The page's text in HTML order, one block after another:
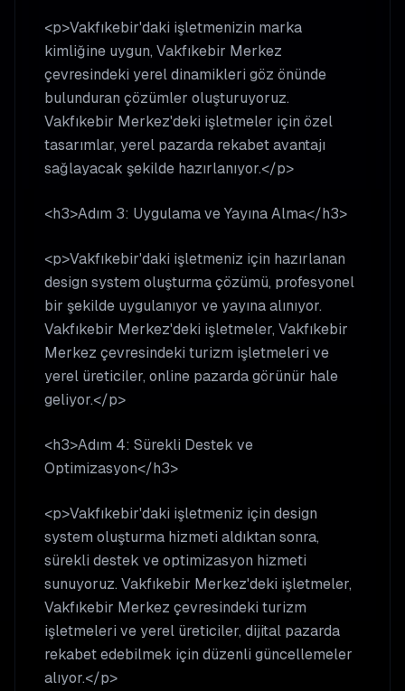
<p>Vakfıkebir'daki işletmenizin marka
kimliğine uygun, Vakfıkebir Merkez
çevresindeki yerel dinamikleri göz önünde
bulunduran çözümler oluşturuyoruz.
Vakfıkebir Merkez'deki işletmeler için özel
tasarımlar, yerel pazarda rekabet avantajı
sağlayacak şekilde hazırlanıyor.</p>
<h3>Adım 3: Uygulama ve Yayına Alma</h3>
<p>Vakfıkebir'daki işletmeniz için hazırlanan
design system oluşturma çözümü, profesyonel
bir şekilde uygulanıyor ve yayına alınıyor.
Vakfıkebir Merkez'deki işletmeler, Vakfıkebir
Merkez çevresindeki turizm işletmeleri ve
yerel üreticiler, online pazarda görünür hale
geliyor.</p>
<h3>Adım 4: Sürekli Destek ve
Optimizasyon</h3>
<p>Vakfıkebir'daki işletmeniz için design
system oluşturma hizmeti aldıktan sonra,
sürekli destek ve optimizasyon hizmeti
sunuyoruz. Vakfıkebir Merkez'deki işletmeler,
Vakfıkebir Merkez çevresindeki turizm
işletmeleri ve yerel üreticiler, dijital pazarda
rekabet edebilmek için düzenli güncellemeler
alıyor.</p>